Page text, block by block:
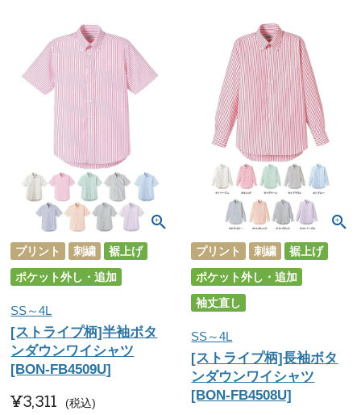
プリント 刺繍
裾上げ
ポケット外し・追加
SS～4L
[ストライプ柄]半袖ボタ
ンダウンワイシャツ
[BON-FB4509U]
¥3,311 税込
プリント 刺繍
裾上げ
ポケット外し・追加
袖丈直し
SS～4L
[ストライプ柄]長袖ボタ
ンダウンワイシャツ
[BON-FB4508U]